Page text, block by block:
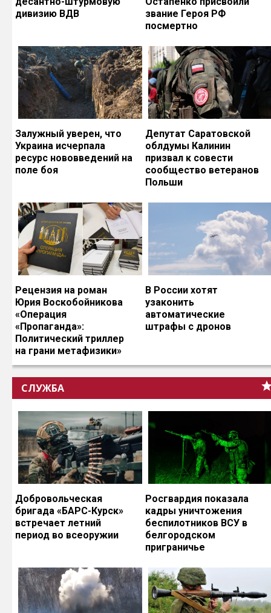
дивизию ВДВ
звание Героя РФ
посмертно
Залужный уверен, что
Украина исчерпала
ресурс нововведений на
поле боя
Депутат Саратовской
облдумы Калинин
призвал к совести
сообщество ветеранов
Польши
Рецензия на роман
Юрия Воскобойникова
«Операция
«Пропаганда»:
Политический триллер
на грани метафизики»
В России хотят
узаконить
автоматические
штрафы с дронов
СЛУЖБА
Добровольческая
бригада «БАРС-Курск»
встречает летний
период во всеоружии
Росгвардия показала
кадры уничтожения
беспилотников ВСУ в
белгородском
приграничье